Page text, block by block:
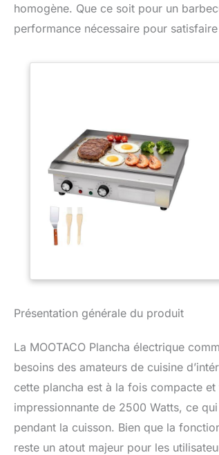
homogène. Que ce soit pour un
performance nécessaire pour
Présentation générale du produit
La MOOTACO Plancha électrique
besoins des amateurs de cuisine
cette plancha est à la fois compacte
impressionnante de 2500 Watts, ce
pendant la cuisson. Bien que la
reste un atout majeur pour les